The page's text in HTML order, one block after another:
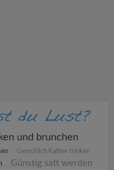
und brunchen
Gemütlich Kaffee trinken
Günstig satt werden